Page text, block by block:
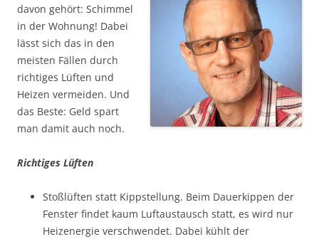
davon gehört: Schimmel
in der Wohnung! Dabei
lässt sich das in den
meisten Fällen durch
richtiges Lüften und
Heizen vermeiden. Und
das Beste: Geld spart
man damit auch noch.
Richtiges Lüften
Stoßlüften statt Kippstellung. Beim Dauerkippen der
Fenster findet kaum Luftaustausch statt, es wird nur
Heizenergie verschwendet. Dabei kühlt der